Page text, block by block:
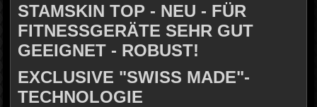
STAMSKIN TOP - NEU - FÜR
FITNESSGERÄTE SEHR GUT
GEEIGNET - ROBUST!
EXCLUSIVE "SWISS MADE"-
TECHNOLOGIE